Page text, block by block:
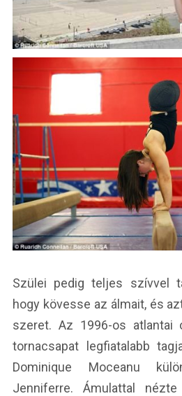
Szülei pedig teljes szívvel
hogy kövesse az álmait, és
szeret. Az 1996-os atlantai
tornacsapat legfiatalabb
Dominique Moceanu
Jenniferre. Ámulattal